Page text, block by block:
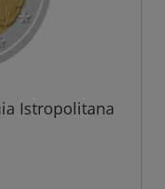
Istropolitana